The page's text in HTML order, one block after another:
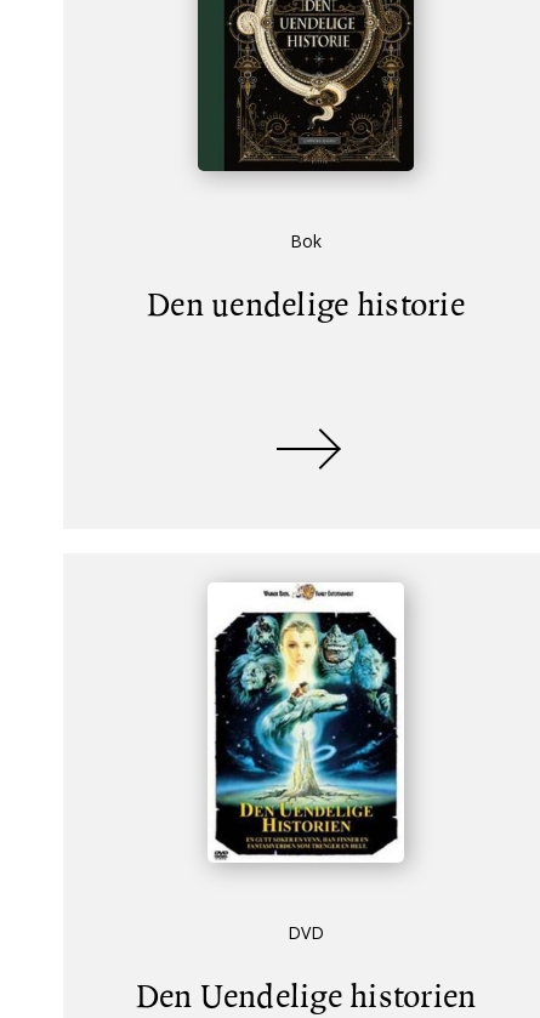
Bok
Den uendelige historie
DVD
Den Uendelige historien